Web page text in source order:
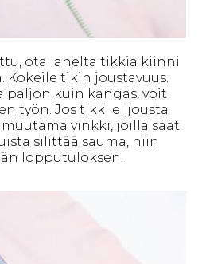
ota läheltä tikkiä kiinni
Kokeile tikin joustavuus.
paljon kuin kangas, voit
työn. Jos tikki ei jousta
vinkki, joilla saat
silittää sauma, niin
lopputuloksen.